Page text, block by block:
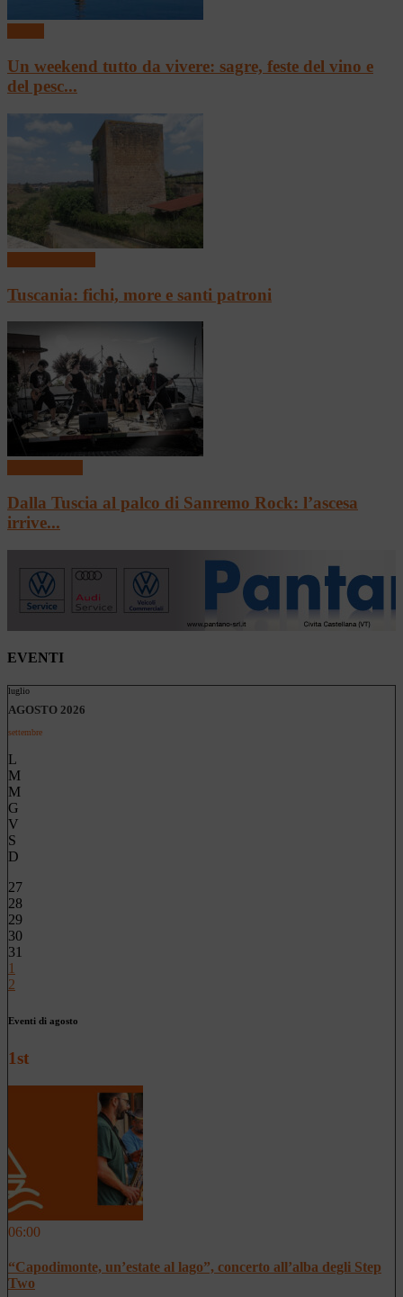
Un weekend tutto da vivere: sagre, feste del vino e
del pesc...
Tuscania: fichi, more e santi patroni
Dalla Tuscia al palco di Sanremo Rock: l’ascesa
irrive...
EVENTI
luglio
AGOSTO 2026
settembre
L
M
M
G
V
S
D
27
28
29
30
31
1
2
Eventi di agosto
1st
06:00
“Capodimonte, un’estate al lago”, concerto all’alba degli Step
Two